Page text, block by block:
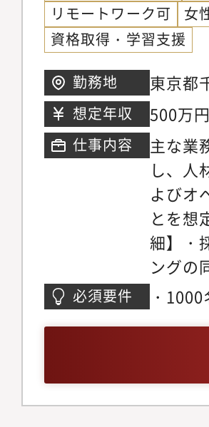
シティ
みの推
採用な
個別労
与支給
の推進
業務と
事：海
ギリス
与業務
とり
リモートワーク可 女
資格取得・学習支援
勤務地
東京都
ワー
想定年収
仕事内容
主な業
し、人
よびオ
とを想
細】・
ングの
更新
コミ
グ・
アル面
対応・
必須要件
・
ケー
した